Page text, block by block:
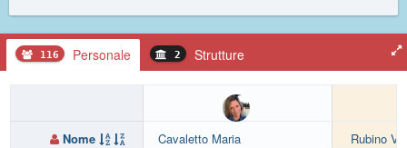
116 Personale 2 Strutture
Nome
Cavaletto Maria
Rubino